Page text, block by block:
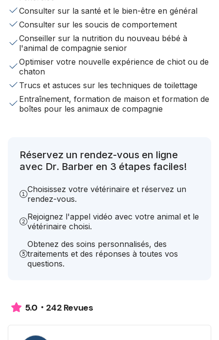
Consulter sur la santé et le bien-être en général
Consulter sur les soucis de comportement
Conseiller sur la nutrition du nouveau bébé à
l'animal de compagnie senior
Optimiser votre nouvelle expérience de chiot ou de
chaton
Trucs et astuces sur les techniques de toilettage
Entraînement, formation de maison et formation de
boîtes pour les animaux de compagnie
Réservez un rendez-vous en ligne
avec Dr. Barber en 3 étapes faciles!
Choisissez votre vétérinaire et réservez un
rendez-vous.
Rejoignez l'appel vidéo avec votre animal et le
vétérinaire choisi.
Obtenez des soins personnalisés, des
traitements et des réponses à toutes vos
questions.
5.0 242 Revues